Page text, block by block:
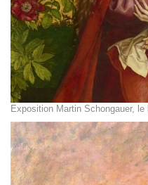
Exposition Martin Schongauer,